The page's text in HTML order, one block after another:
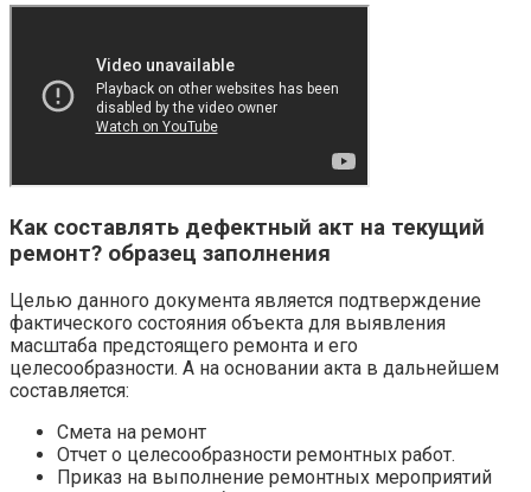
Как составлять дефектный акт на текущий
ремонт? образец заполнения
Целью данного документа является подтверждение
фактического состояния объекта для выявления
масштаба предстоящего ремонта и его
целесообразности. А на основании акта в дальнейшем
составляется:
Смета на ремонт
Отчет о целесообразности ремонтных работ.
Приказ на выполнение ремонтных мероприятий